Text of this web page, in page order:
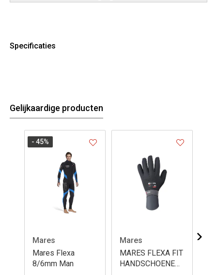
Specificaties
Gelijkaardige producten
Mares
Mares Flexa
8/6mm Man
- 45%
Mares
MARES FLEXA FIT
HANDSCHOENEN